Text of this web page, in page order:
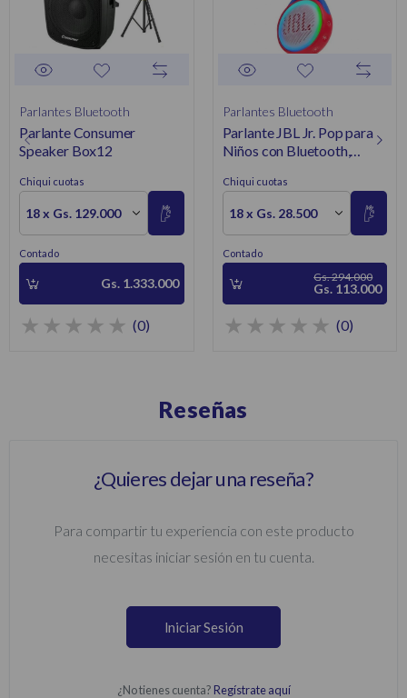
Parlantes Bluetooth
Parlante Consumer
Speaker Box12
Chiqui cuotas
18 x Gs. 129.000
Contado
Gs. 1.333.000
(0)
Parlantes Bluetooth
Parlante JBL Jr. Pop para
Niños con Bluetooth,
Resistencia IPX7
Chiqui cuotas
18 x Gs. 28.500
Contado
Gs. 294.000
Gs. 113.000
(0)
Reseñas
¿Quieres dejar una reseña?
Para compartir tu experiencia con este producto
necesitas iniciar sesión en tu cuenta.
Iniciar Sesión
¿No tienes cuenta? Regístrate aquí